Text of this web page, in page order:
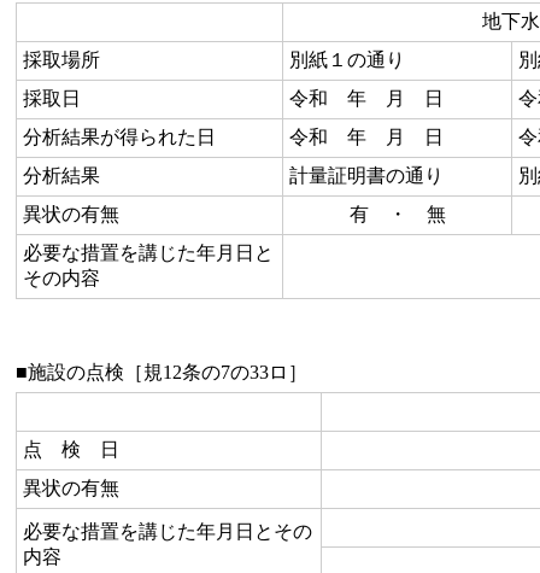
地下水
採取場所
別紙１の通り
採取日
令和 年 月 日
分析結果が得られた日
令和 年 月 日
分析結果
計量証明書の通り
異状の有無
有 ・ 無
必要な措置を講じた年月日と
その内容
■施設の点検［規12条の7の33ロ］
点 検 日
異状の有無
必要な措置を講じた年月日とその
内容